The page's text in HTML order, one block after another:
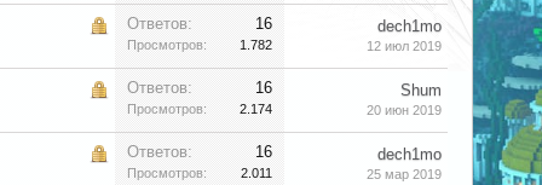
Ответов: 16
Просмотров: 1.782
dech1mo
12 июл 2019
Ответов: 16
Просмотров: 2.174
Shum
20 июн 2019
Ответов: 16
Просмотров: 2.011
dech1mo
25 мар 2019